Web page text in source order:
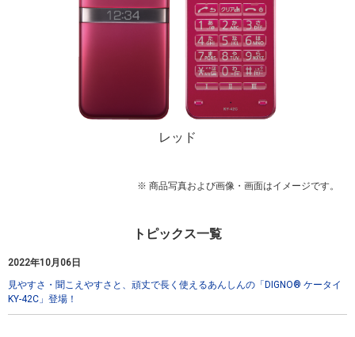
レッド
※ 商品写真および画像・画面はイメージです。
トピックス一覧
2022年10月06日
見やすさ・聞こえやすさと、頑丈で長く使えるあんしんの「DIGNO® ケータイ
KY-42C」登場！